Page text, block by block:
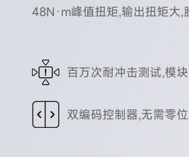
48N·m峰值扭矩,输出扭矩大
百万次耐冲击测试,模
双编码控制器,无需零